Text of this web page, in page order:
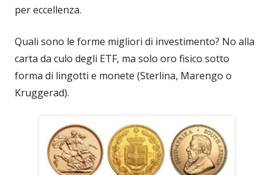
per eccellenza.
Quali sono le forme migliori di investimento? No alla
carta da culo degli ETF, ma solo oro fisico sotto
forma di lingotti e monete (Sterlina, Marengo o
Kruggerad).